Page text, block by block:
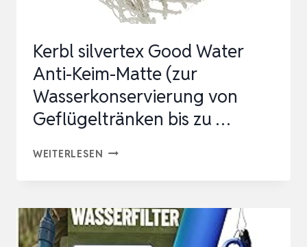
Kerbl silvertex Good Water
Anti-Keim-Matte (zur
Wasserkonservierung von
Geflügeltränken bis zu …
WEITERLESEN KERBL
WATER
ANTI-